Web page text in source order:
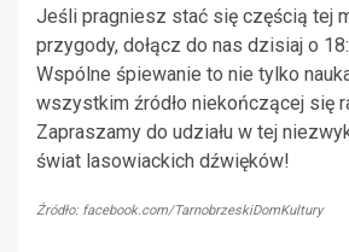
Jeśli pragniesz stać się częścią tej
przygody, dołącz do nas dzisiaj o
Wspólne śpiewanie to nie tylko
wszystkim źródło niekończącej się
Zapraszamy do udziału w tej
świat lasowiackich dźwięków!
Źródło: facebook.com/TarnobrzeskiDomKultury